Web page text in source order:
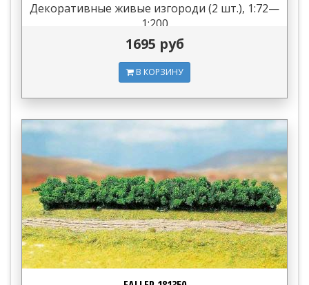
Декоративные живые изгороди (2 шт.), 1:72—
1:200
1695 руб
В КОРЗИНУ